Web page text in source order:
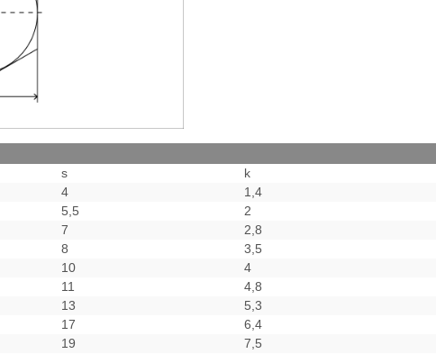
s k
4 1,4
5,5 2
7 2,8
8 3,5
10 4
11 4,8
13 5,3
17 6,4
19 7,5